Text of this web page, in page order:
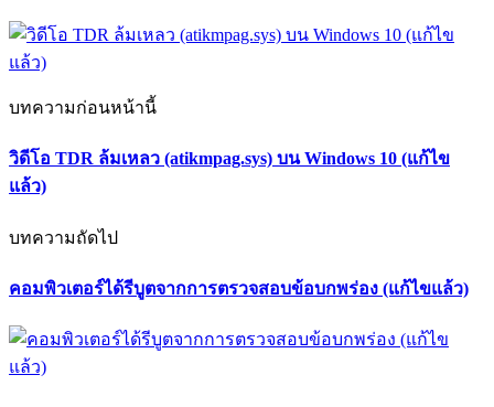
บทความก่อนหน้านี้
วิดีโอ TDR ล้มเหลว (atikmpag.sys) บน Windows 10 (แก้ไข
แล้ว)
บทความถัดไป
คอมพิวเตอร์ได้รีบูตจากการตรวจสอบข้อบกพร่อง (แก้ไขแล้ว)